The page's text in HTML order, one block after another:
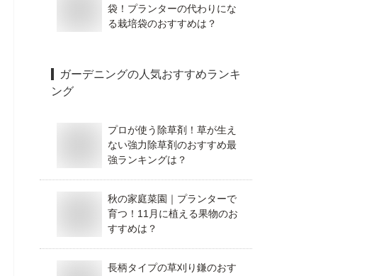
袋！プランターの代わりにな
る栽培袋のおすすめは？
ガーデニングの人気おすすめランキ
ング
プロが使う除草剤！草が生え
ない強力除草剤のおすすめ最
強ランキングは？
秋の家庭菜園｜プランターで
育つ！11月に植える果物のお
すすめは？
長柄タイプの草刈り鎌のおす